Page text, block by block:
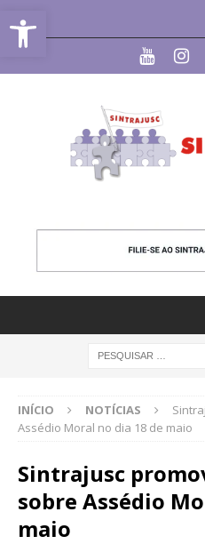
Abrir a barra de ferramentas
INÍCIO NOTÍCIAS
Assédio Moral no dia 18 de maio
Sintrajusc
sobre Assédio
maio